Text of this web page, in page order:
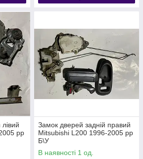
рр
Замок дверей задній правий
Mitsubishi L200 1996-2005 рр
Б\У
В наявності 1 од.